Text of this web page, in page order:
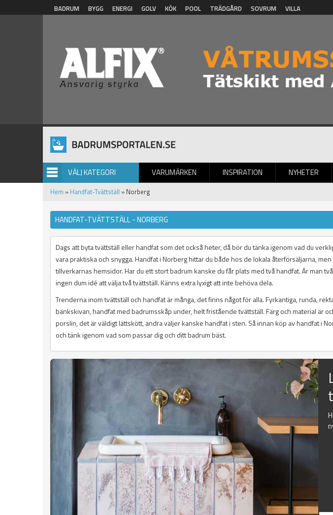
Hoppa till huvudinnehåll
BADRUM BYGG ENERGI GOLV KÖK POOL TRÄDGÅRD SOVRUM VILLA
VÄLJ KATEGORI VARUMÄRKEN INSPIRATION NYHETER
BILDGALLERI
Hem » Handfat-Tvättställ » Norberg
HANDFAT-TVÄTTSTÄLL - NORBERG
Dags att byta tvättställ eller handfat som det också heter, då bör du tänka igenom vad du
vara praktiska och snygga. Handfat i Norberg hittar du både hos de lokala återförsäljarna,
tillverkarnas hemsidor. Har du ett stort badrum kanske du får plats med två handfat. Är man
ingen dum idé att välja två tvättställ. Känns extra lyxigt att inte behöva dela.
Trenderna inom tvättställ och handfat är många, det finns något för alla. Fyrkantiga, runda,
bänkskivan, handfat med badrumsskåp under, helt fristående tvättställ. Färg och material är
porslin, det är väldigt lättskött, andra väljer kanske handfat i sten. Så innan köp av handfat i
och tänk igenom vad som passar dig och ditt badrum bäst.